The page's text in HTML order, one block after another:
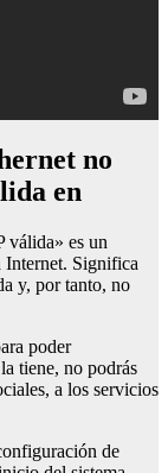
en
válida» es un
Internet. Significa
y, por tanto, no
poder
tiene, no podrás
a los servicios
de